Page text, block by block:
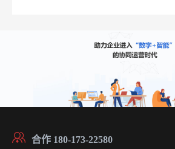
合作 180-173-22580